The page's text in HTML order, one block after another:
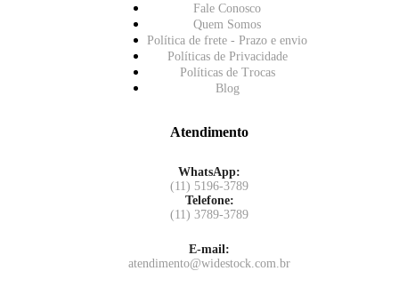
Fale Conosco
Quem Somos
Política de frete - Prazo e envio
Políticas de Privacidade
Políticas de Trocas
Blog
Atendimento
WhatsApp:
(11) 5196-3789
Telefone:
(11) 3789-3789
E-mail:
atendimento@widestock.com.br